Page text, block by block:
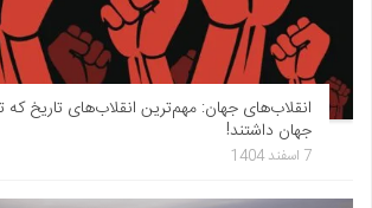
انقلاب‌های جهان: مهم‌ترین انقلاب‌های تاریخ که
جهان داشتند!
7 اسفند 1404